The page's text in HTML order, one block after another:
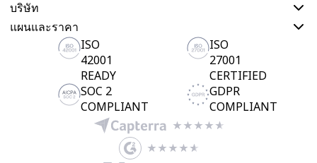
บริษัท
แผนและราคา
ISO
42001
READY
ISO
27001
CERTIFIED
SOC 2
COMPLIANT
GDPR
COMPLIANT